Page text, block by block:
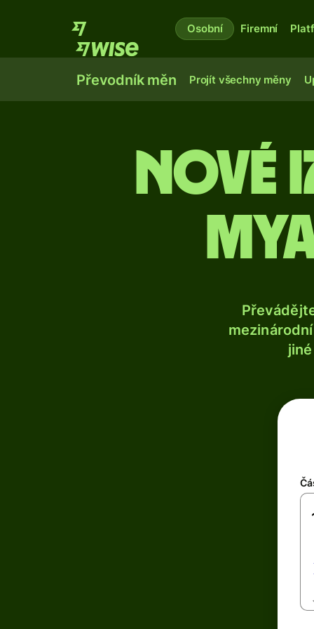
Osobní Firemní
Převodník měn Projít všechny měny
Nové